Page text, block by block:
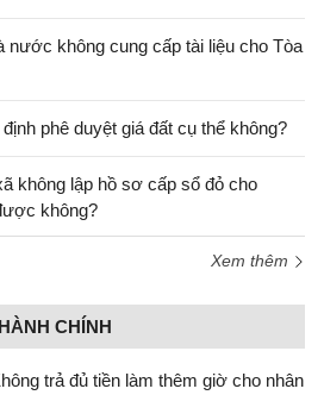
nước không cung cấp tài liệu cho Tòa
phê duyệt giá đất cụ thể không?
không lập hồ sơ cấp sổ đỏ cho
không?
Xem thêm
CHÍNH
trả đủ tiền làm thêm giờ cho nhân